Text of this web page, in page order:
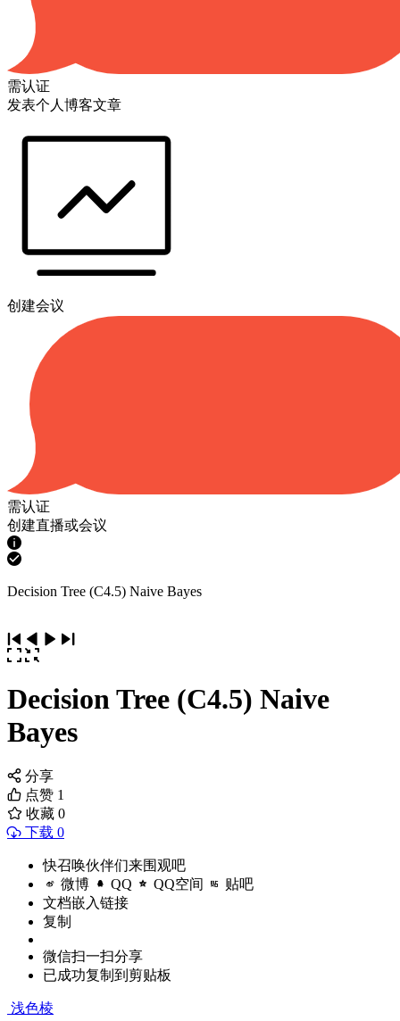
需认证
发表个人博客文章
创建会议
需认证
创建直播或会议
Decision Tree (C4.5) Naive Bayes
Decision Tree (C4.5) Naive
Bayes
分享
点赞 1
收藏 0
下载 0
快召唤伙伴们来围观吧
微博 QQ QQ空间 贴吧
文档嵌入链接
复制
微信扫一扫分享
已成功复制到剪贴板
浅色棱